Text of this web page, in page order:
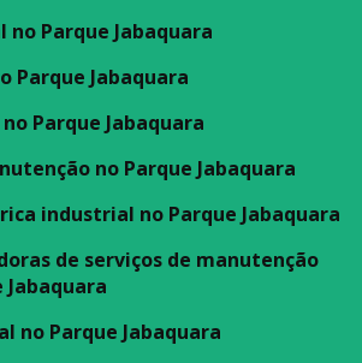
Parque Jabaquara
Parque Jabaquara
Parque Jabaquara
no Parque Jabaquara
industrial no Parque Jabaquara
de serviços de manutenção
no Parque Jabaquara